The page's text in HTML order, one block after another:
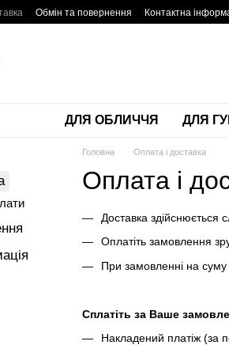
Обмін та повернення Контактна
ДЛЯ ОБЛИЧЧЯ ДЛЯ
Головна Оплата і доставка
Оплата і
Доставка
Оплатіть замовлення
При замовленні на суму
Сплатіть за Ваше
Накладений платіж (за